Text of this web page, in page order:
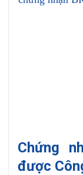
Chứng
được